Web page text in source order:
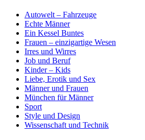
Autowelt – Fahrzeuge
Echte Männer
Ein Kessel Buntes
Frauen – einzigartige Wesen
Irres und Wirres
Job und Beruf
Kinder – Kids
Liebe, Erotik und Sex
Männer und Frauen
München für Männer
Sport
Style und Design
Wissenschaft und Technik